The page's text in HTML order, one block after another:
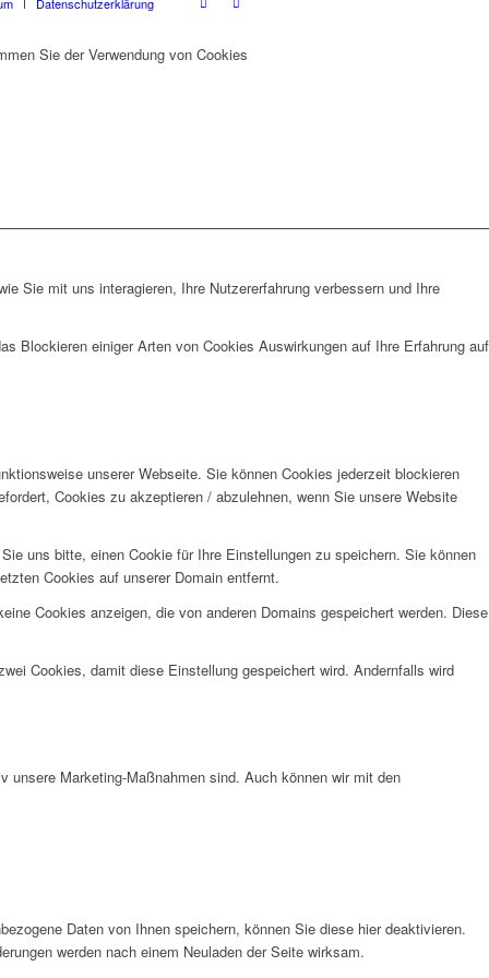
Sie der Verwendung von Cookies
Sie mit uns interagieren, Ihre Nutzererfahrung verbessern und Ihre
Blockieren einiger Arten von Cookies Auswirkungen auf Ihre Erfahrung auf
unserer Webseite. Sie können Cookies jederzeit blockieren
Cookies zu akzeptieren / abzulehnen, wenn Sie unsere Website
uns bitte, einen Cookie für Ihre Einstellungen zu speichern. Sie können
Cookies auf unserer Domain entfernt.
Cookies anzeigen, die von anderen Domains gespeichert werden. Diese
Cookies, damit diese Einstellung gespeichert wird. Andernfalls wird
Marketing-Maßnahmen sind. Auch können wir mit den
Daten von Ihnen speichern, können Sie diese hier deaktivieren.
werden nach einem Neuladen der Seite wirksam.